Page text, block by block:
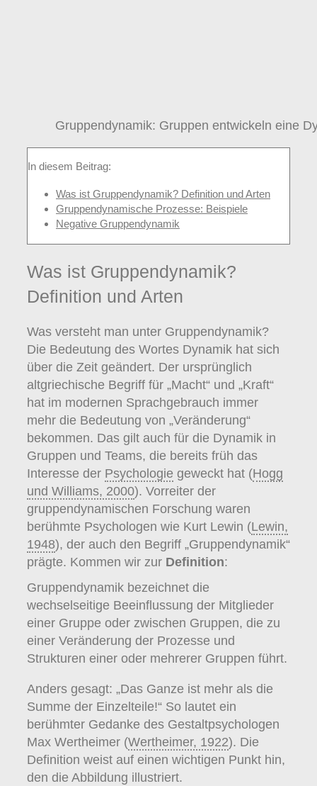
Gruppendynamik: Gruppen entwickeln eine
In diesem Beitrag:
Was ist Gruppendynamik? Definition und Arten
Gruppendynamische Prozesse: Beispiele
Negative Gruppendynamik
Was ist Gruppendynamik?
Definition und Arten
Was versteht man unter Gruppendynamik?
Die Bedeutung des Wortes Dynamik hat sich
über die Zeit geändert. Der ursprünglich
altgriechische Begriff für „Macht“ und „Kraft“
hat im modernen Sprachgebrauch immer
mehr die Bedeutung von „Veränderung“
bekommen. Das gilt auch für die Dynamik in
Gruppen und Teams, die bereits früh das
Interesse der Psychologie geweckt hat (Hogg
und Williams, 2000). Vorreiter der
gruppendynamischen Forschung waren
berühmte Psychologen wie Kurt Lewin (Lewin,
1948), der auch den Begriff „Gruppendynamik“
prägte. Kommen wir zur Definition:
Gruppendynamik bezeichnet die
wechselseitige Beeinflussung der Mitglieder
einer Gruppe oder zwischen Gruppen, die zu
einer Veränderung der Prozesse und
Strukturen einer oder mehrerer Gruppen führt.
Anders gesagt: „Das Ganze ist mehr als die
Summe der Einzelteile!“ So lautet ein
berühmter Gedanke des Gestaltpsychologen
Max Wertheimer (Wertheimer, 1922). Die
Definition weist auf einen wichtigen Punkt hin,
den die Abbildung illustriert.